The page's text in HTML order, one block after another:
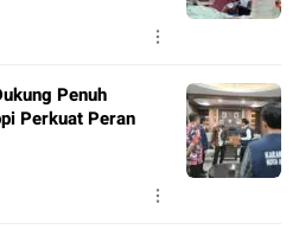
Penuh
Perkuat Peran